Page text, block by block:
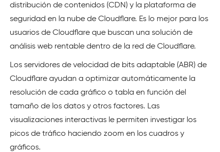
distribución de contenidos (CDN) y la plataforma de
seguridad en la nube de Cloudflare. Es lo mejor para los
usuarios de Cloudflare que buscan una solución de
análisis web rentable dentro de la red de Cloudflare.
Los servidores de velocidad de bits adaptable (ABR) de
Cloudflare ayudan a optimizar automáticamente la
resolución de cada gráfico o tabla en función del
tamaño de los datos y otros factores. Las
visualizaciones interactivas le permiten investigar los
picos de tráfico haciendo zoom en los cuadros y
gráficos.